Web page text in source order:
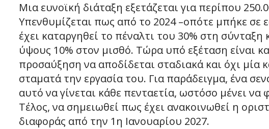
Μια ευνοϊκή διάταξη εξετάζεται για περίπου
Υπενθυμίζεται πως από το 2024 –οπότε μπήκε σε
έχει καταργηθεί το πέναλτι του 30% στη
ύψους 10% στον μισθό. Τώρα υπό εξέταση είναι
προσαύξηση να αποδίδεται σταδιακά και όχι μία
σταματά την εργασία του. Για παράδειγμα, ένα
αυτό να γίνεται κάθε πενταετία, ωστόσο μένει να
Τέλος, να σημειωθεί πως έχει ανακοινωθεί η
διαφοράς από την 1η Ιανουαρίου 2027.